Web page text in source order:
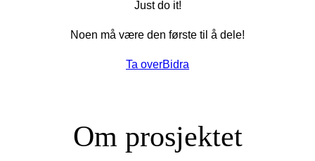
Just do it!
Noen må være den første til å dele!
Ta overBidra
Om prosjektet